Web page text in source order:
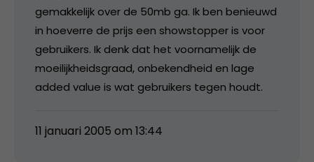
gemakkelijk over de 50mb ga. Ik ben benieuwd
in hoeverre de prijs een showstopper is voor
gebruikers. Ik denk dat het voornamelijk de
moeilijkheidsgraad, onbekendheid en lage
added value is wat gebruikers tegen houdt.
11 januari 2005 om 13:44